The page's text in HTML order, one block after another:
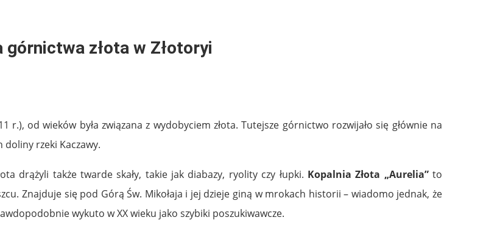
górnictwa złota w Złotoryi
od wieków była związana z wydobyciem złota. Tutejsze górnictwo rozwijało się głównie na
doliny rzeki Kaczawy.
drążyli także twarde skały, takie jak diabazy, ryolity czy łupki. Kopalnia Złota „Aurelia”to
Znajduje się pod Górą Św. Mikołaja i jej dzieje giną w mrokach historii – wiadomo jednak, że
wykuto w XX wieku jako szybiki poszukiwawcze.